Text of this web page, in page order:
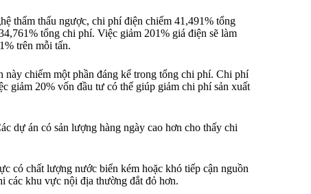
thẩm thấu ngược, chi phí điện chiếm 41,491% tổng
tổng chi phí. Việc giảm 201% giá điện sẽ làm
trên mỗi tấn.
chiếm một phần đáng kể trong tổng chi phí. Chi phí
giảm 20% vốn đầu tư có thể giúp giảm chi phí sản xuất
dự án có sản lượng hàng ngày cao hơn cho thấy chi
có chất lượng nước biển kém hoặc khó tiếp cận nguồn
các khu vực nội địa thường đắt đỏ hơn.